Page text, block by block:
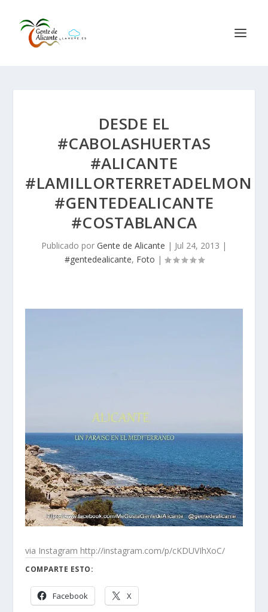
DESDE EL
#CABOLASHUERTAS
#ALICANTE
#LAMILLORTERRETADELMON
#GENTEDEALICANTE
#COSTABLANCA
Publicado por Gente de Alicante | Jul 24, 2013 |
#gentedealicante, Foto |
via Instagram http://instagram.com/p/cKDUVIhXoC/
COMPARTE ESTO:
Facebook X